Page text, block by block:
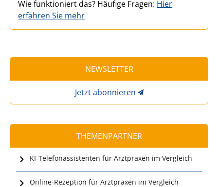
Wie funktioniert das? Häufige Fragen: Hier
erfahren Sie mehr
NEWSLETTER
Jetzt abonnieren
THEMENPARTNER
KI-Telefonassistenten für Arztpraxen im Vergleich
Online-Rezeption für Arztpraxen im Vergleich